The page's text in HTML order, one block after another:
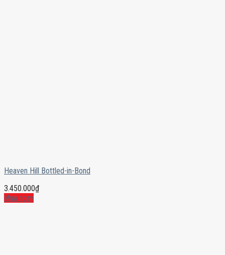
Heaven Hill Bottled-in-Bond
3.450.000₫
Mua ngay